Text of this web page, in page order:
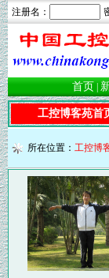
注册名：
首页
工控博客苑首
所在位置： 工控博